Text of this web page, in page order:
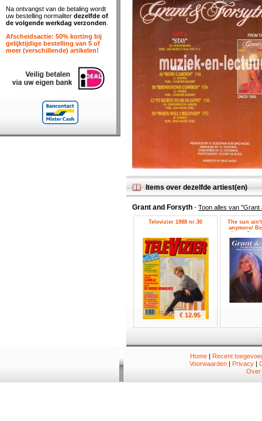
Items over dezelfde artiest(en)
Grant and Forsyth - Toon alles van
Televizier 1988 nr.30
€ 12.95
The sun
anymore/
ditty -
Na ontvangst van de betaling wordt
uw bestelling normaliter dezelfde of
de volgende werkdag verzonden
Afscheidsactie: 50% korting bij
gelijktijdige bestelling van 5 of
meer (verschillende) artikelen!
Home| Recent
Voorwaarden | Privacy |
Over